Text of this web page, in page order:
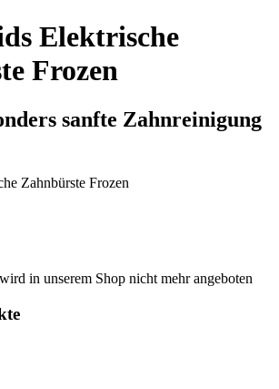
Elektrische
Frozen
sanfte Zahnreinigung
Zahnbürste Frozen
in unserem Shop nicht mehr angeboten